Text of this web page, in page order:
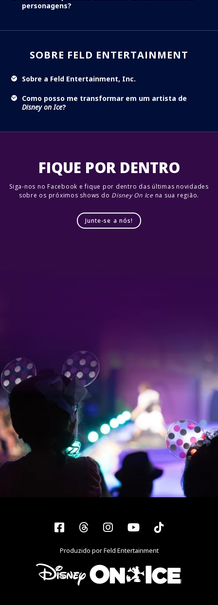
personagens?
SOBRE FELD ENTERTAINMENT
Sobre a Feld Entertainment, Inc.
Como posso me transformar em um artista de
Disney on Ice?
FIQUE POR DENTRO
Siga-nos no Facebook e fique por dentro das últimas novidades
sobre os próximos shows do Disney On Icena sua região.
Junte-se a nós!
Facebook
ThreadsInstagram
YouTubeTiktok
Produzido por Feld Entertainment